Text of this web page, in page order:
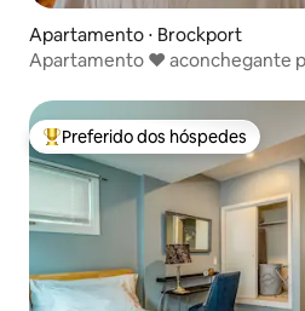
Apartamento ⋅ Brockport
Apartamento ❤️ aconchegante
Entre os melhores preferidos dos
Preferido dos hóspedes